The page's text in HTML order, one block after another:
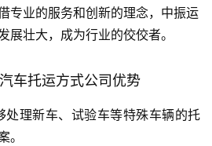
专业的服务和创新的理念，中振运
展壮大，成为行业的佼佼者。
车托运方式公司优势
处理新车、试验车等特殊车辆的托
。